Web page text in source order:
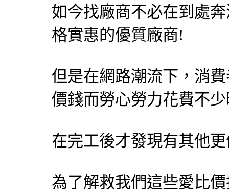
如今找廠商不必在到處
格實惠的優質廠商!
但是在網路潮流下，消
價錢而勞心勞力花費不
在完工後才發現有其他
為了解救我們這些愛比